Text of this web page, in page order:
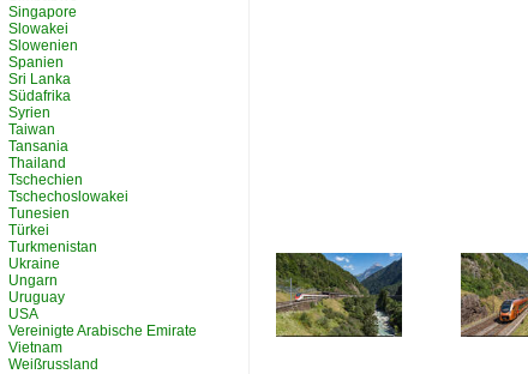
Singapore
Slowakei
Slowenien
Spanien
Sri Lanka
Südafrika
Syrien
Taiwan
Tansania
Thailand
Tschechien
Tschechoslowakei
Tunesien
Türkei
Turkmenistan
Ukraine
Ungarn
Uruguay
USA
Vereinigte Arabische Emirate
Vietnam
Weißrussland